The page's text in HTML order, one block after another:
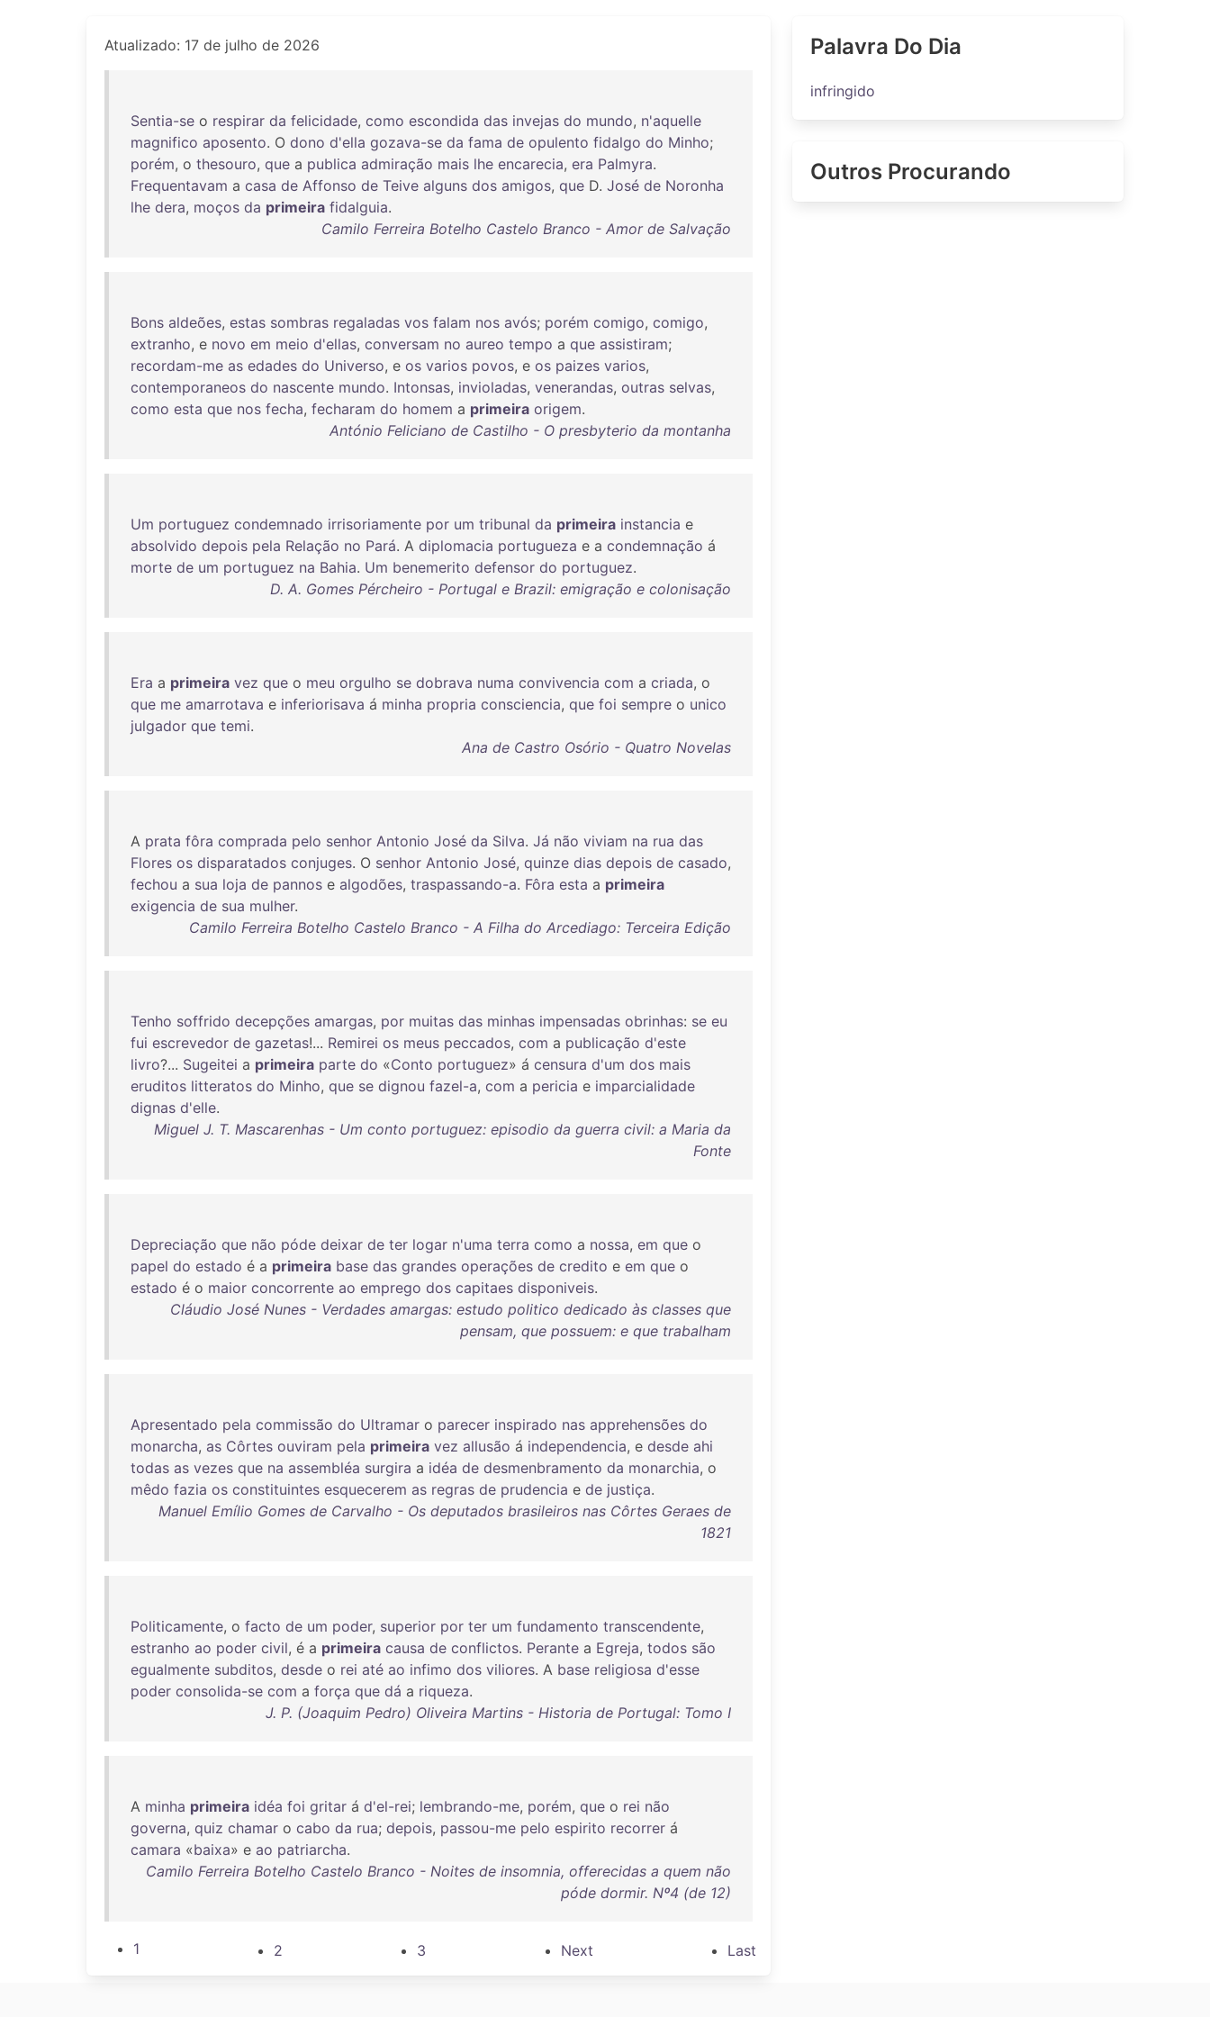
Atualizado: 17 de julho de 2026
Sentia-se o respirar da felicidade, como escondida das invejas do mundo, n'aquelle
magnifico aposento. O dono d'ella gozava-se da fama de opulento fidalgo do Minho;
porém, o thesouro, que a publica admiração mais lhe encarecia, era Palmyra.
Frequentavam a casa de Affonso de Teive alguns dos amigos, que D. José de Noronha
lhe dera, moços da primeira fidalguia.
Camilo Ferreira Botelho Castelo Branco - Amor de Salvação
Bons aldeões, estas sombras regaladas vos falam nos avós; porém comigo, comigo,
extranho, e novo em meio d'ellas, conversam no aureo tempo a que assistiram;
recordam-me as edades do Universo, e os varios povos, e os paizes varios,
contemporaneos do nascente mundo. Intonsas, invioladas, venerandas, outras selvas,
como esta que nos fecha, fecharam do homem a primeira origem.
António Feliciano de Castilho - O presbyterio da montanha
Um portuguez condemnado irrisoriamente por um tribunal da primeira instancia e
absolvido depois pela Relação no Pará. A diplomacia portugueza e a condemnação á
morte de um portuguez na Bahia. Um benemerito defensor do portuguez.
D. A. Gomes Pércheiro - Portugal e Brazil: emigração e colonisação
Era a primeira vez que o meu orgulho se dobrava numa convivencia com a criada, o
que me amarrotava e inferiorisava á minha propria consciencia, que foi sempre o unico
julgador que temi.
Ana de Castro Osório - Quatro Novelas
A prata fôra comprada pelo senhor Antonio José da Silva. Já não viviam na rua das
Flores os disparatados conjuges. O senhor Antonio José, quinze dias depois de casado,
fechou a sua loja de pannos e algodões, traspassando-a. Fôra esta a primeira
exigencia de sua mulher.
Camilo Ferreira Botelho Castelo Branco - A Filha do Arcediago: Terceira Edição
Tenho soffrido decepções amargas, por muitas das minhas impensadas obrinhas: se eu
fui escrevedor de gazetas!... Remirei os meus peccados, com a publicação d'este
livro?... Sugeitei a primeira parte do «Conto portuguez» á censura d'um dos mais
eruditos litteratos do Minho, que se dignou fazel-a, com a pericia e imparcialidade
dignas d'elle.
Miguel J. T. Mascarenhas - Um conto portuguez: episodio da guerra civil: a Maria da
Fonte
Depreciação que não póde deixar de ter logar n'uma terra como a nossa, em que o
papel do estado é a primeira base das grandes operações de credito e em que o
estado é o maior concorrente ao emprego dos capitaes disponiveis.
Cláudio José Nunes - Verdades amargas: estudo politico dedicado às classes que
pensam, que possuem: e que trabalham
Apresentado pela commissão do Ultramar o parecer inspirado nas apprehensões do
monarcha, as Côrtes ouviram pela primeira vez allusão á independencia, e desde ahi
todas as vezes que na assembléa surgira a idéa de desmenbramento da monarchia, o
mêdo fazia os constituintes esquecerem as regras de prudencia e de justiça.
Manuel Emílio Gomes de Carvalho - Os deputados brasileiros nas Côrtes Geraes de
1821
Politicamente, o facto de um poder, superior por ter um fundamento transcendente,
estranho ao poder civil, é a primeira causa de conflictos. Perante a Egreja, todos são
egualmente subditos, desde o rei até ao infimo dos viliores. A base religiosa d'esse
poder consolida-se com a força que dá a riqueza.
J. P. (Joaquim Pedro) Oliveira Martins - Historia de Portugal: Tomo I
A minha primeira idéa foi gritar á d'el-rei; lembrando-me, porém, que o rei não
governa, quiz chamar o cabo da rua; depois, passou-me pelo espirito recorrer á
camara «baixa» e ao patriarcha.
Camilo Ferreira Botelho Castelo Branco - Noites de insomnia, offerecidas a quem não
póde dormir. Nº4 (de 12)
1 2 3 Next Last
Palavra Do Dia
infringido
Outros Procurando